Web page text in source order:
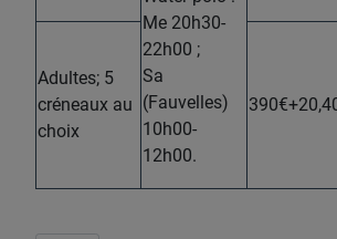
Me 20h30-
22h00 ;
Sa
(Fauvelles)
10h00-
12h00.
Adultes; 5
créneaux au
choix